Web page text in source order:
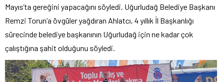
Mayıs’ta gereğini yapacağını söyledi. Uğurludağ Belediye Başkanı
Remzi Torun’a övgüler yağdıran Ahlatcı, 4 yıllık İl Başkanlığı
sürecinde belediye başkanının Uğurludağ için ne kadar çok
çalıştığına şahit olduğunu söyledi.